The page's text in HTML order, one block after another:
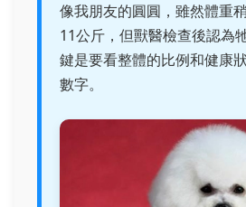
像我朋友的圓圓，雖然體重
11公斤，但獸醫檢查後認為
鍵是要看整體的比例和健康
數字。